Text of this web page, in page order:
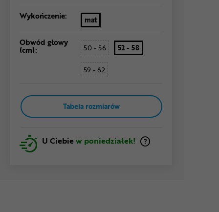
Wykończenie: mat
Obwód głowy
(cm): 50 - 56 52 - 58
59 - 62
Tabela rozmiarów
U Ciebiew poniedziałek!